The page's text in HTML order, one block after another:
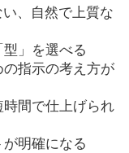
、自然で上質な
」を選べる
指示の考え方が
間で仕上げられ
明確になる